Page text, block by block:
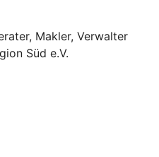
Makler, Verwalter
Süd e.V.